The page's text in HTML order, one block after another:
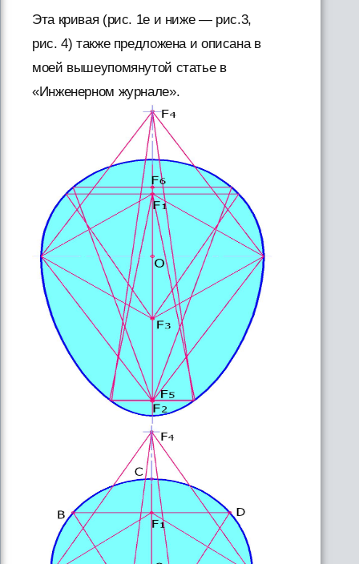
Эта кривая (рис. 1е и ниже — рис.3,
рис. 4) также предложена и описана в
моей вышеупомянутой статье в
«Инженерном журнале».